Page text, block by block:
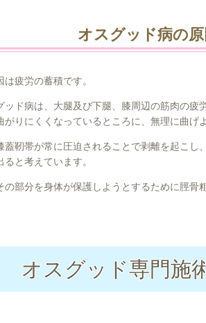
オスグッド病の原
疲労の蓄積です。
ッド病は、大腿及び下腿、膝周辺の筋肉の疲
りにくくなっているところに、無理に曲げ
蓋靭帯が常に圧迫されることで剥離を起こ
と考えています。
部分を身体が保護しようとするために脛骨
オスグッド専門施